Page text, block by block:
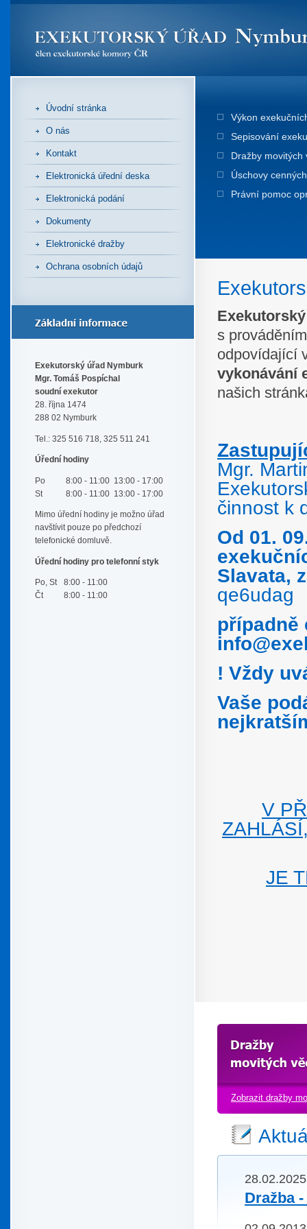
Úvodní stránka
O nás
Kontakt
Elektronická úřední deska
Elektronická podání
Dokumenty
Elektronické dražby
Ochrana osobních údajů
Exekutorský úřad Nymburk
Mgr. Tomáš Pospíchal
soudní exekutor
28. října 1474
288 02 Nymburk
Tel.: 325 516 718, 325 511 241
Úřední hodiny
Po 8:00 - 11:00 13:00 - 17:00
St
8:00 - 11:00 13:00 - 17:00
Mimo úřední hodiny je možno úřad
navštívit pouze po předchozí
telefonické domluvě.
Úřední hodiny pro telefonní styk
Po, St
8:00 - 11:00
Čt
8:00 - 11:00
Výkon
Sepisování
Dražby
Úschovy
Právní pomoc
s
odpovídající
vykonávání
našich
Mgr.
činnost k
Od 01.
Slavata,
qe6udag
případně
! Vždy
Vaše
V
JE
Zobrazit dražby
28.02.2025
Dražba -